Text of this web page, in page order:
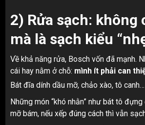
2) Rửa sạch: không
mà là sạch kiểu
Về khả năng rửa, Bosch vốn đã mạnh.
cái hay nằm ở chỗ: mình ít phải can
Bát đĩa dính dầu mỡ, chảo xào, tô
Những món “khó nhằn” như bát tô
mỡ bám, nếu xếp đúng cách thì vẫn